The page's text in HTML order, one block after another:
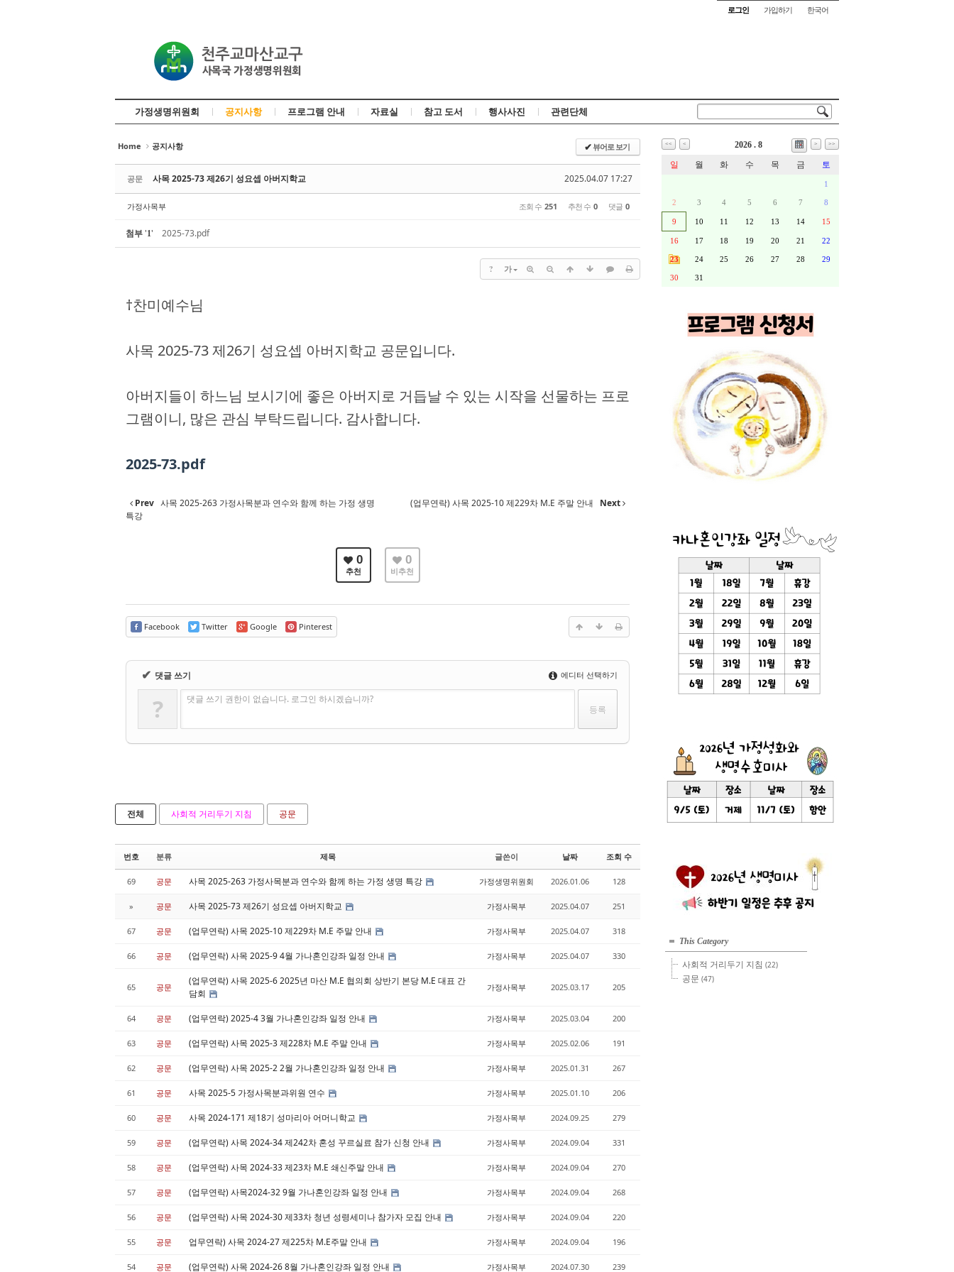
로그인 가입하기 한국어
가정생명위원회 공지사항 프로그램 안내 자료실 참고 도서 행사사진 관련단체
Home 공지사항 ✔뷰어로 보기
공문 2025.04.07 17:27
사목 2025-73 제26기 성요셉 아버지학교
가정사목부 조회 수 251 추천 수 0 댓글 0
첨부'1' 2025-73.pdf
? 가
†찬미예수님
사목 2025-73 제26기 성요셉 아버지학교 공문입니다.
아버지들이 하느님 보시기에 좋은 아버지로 거듭날 수 있는 시작을 선물하는 프로
그램이니, 많은 관심 부탁드립니다. 감사합니다.
2025-73.pdf
Prev 사목 2025-263 가정사목분과 연수와 함께 하는 가정 생명
특강
(업무연락) 사목 2025-10 제229차 M.E 주말 안내 Next
0
추천
0
비추천
Facebook Twitter Google Pinterest
✔ 댓글 쓰기 에디터 선택하기
? 댓글 쓰기 권한이 없습니다. 로그인 하시겠습니까?
전체 사회적 거리두기 지침 공문
번호 분류 제목 글쓴이 날짜 조회 수
69 공문 사목 2025-263 가정사목분과 연수와 함께 하는 가정 생명 특강 가정생명위원회 2026.01.06 128
» 공문 사목 2025-73 제26기 성요셉 아버지학교 가정사목부 2025.04.07 251
67 공문 (업무연락) 사목 2025-10 제229차 M.E 주말 안내 가정사목부 2025.04.07 318
66 공문 (업무연락) 사목 2025-9 4월 가나혼인강좌 일정 안내 가정사목부 2025.04.07 330
65 공문
(업무연락) 사목 2025-6 2025년 마산 M.E 협의회 상반기 본당 M.E 대표 간
담회
가정사목부 2025.03.17 205
64 공문 (업무연락) 2025-4 3월 가나혼인강좌 일정 안내 가정사목부 2025.03.04 200
63 공문 (업무연락) 사목 2025-3 제228차 M.E 주말 안내 가정사목부 2025.02.06 191
62 공문 (업무연락) 사목 2025-2 2월 가나혼인강좌 일정 안내 가정사목부 2025.01.31 267
61 공문 사목 2025-5 가정사목분과위원 연수 가정사목부 2025.01.10 206
60 공문 사목 2024-171 제18기 성마리아 어머니학교 가정사목부 2024.09.25 279
59 공문 (업무연락) 사목 2024-34 제242차 혼성 꾸르실료 참가 신청 안내 가정사목부 2024.09.04 331
58 공문 (업무연락) 사목 2024-33 제23차 M.E 쇄신주말 안내 가정사목부 2024.09.04 270
57 공문 (업무연락) 사목2024-32 9월 가나혼인강좌 일정 안내 가정사목부 2024.09.04 268
56 공문 (업무연락) 사목 2024-30 제33차 청년 성령세미나 참가자 모집 안내 가정사목부 2024.09.04 220
55 공문 업무연락) 사목 2024-27 제225차 M.E주말 안내 가정사목부 2024.09.04 196
54 공문 (업무연락) 사목 2024-26 8월 가나혼인강좌 일정 안내 가정사목부 2024.07.30 239
<< < > >>
2026 . 8
일
월 화 수 목 금 토
1
2 3 4 5 6 7 8
9 10 11 12 13 14 15
16 17 18 19 20 21 22
23 24 25 26 27 28 29
30 31
This Category
사회적 거리두기 지침 (22)
공문 (47)
Sketchbook5, 스케치북5
Sketchbook5, 스케치북5
Sketchbook5, 스케치북5
Sketchbook5, 스케치북5